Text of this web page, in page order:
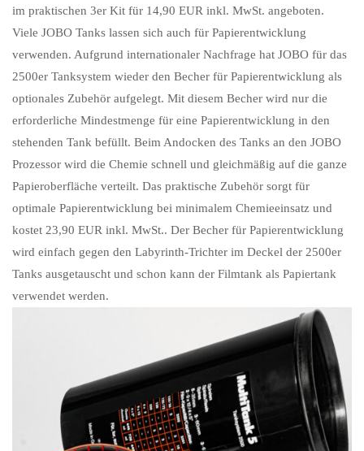
im praktischen 3er Kit für 14,90 EUR inkl. MwSt. angeboten.
Viele JOBO Tanks lassen sich auch für Papierentwicklung
verwenden. Aufgrund internationaler Nachfrage hat JOBO für das
2500er Tanksystem wieder den Becher für Papierentwicklung als
optionales Zubehör aufgelegt. Mit diesem Becher wird nur die
erforderliche Mindestmenge für eine Papierentwicklung in den
stehenden Tank befüllt. Beim Andocken des Tanks an den JOBO
Prozessor wird die Chemie schnell und gleichmäßig auf die ganze
Papieroberfläche verteilt. Das praktische Zubehör sorgt für
optimale Papierentwicklung bei minimalem Chemieeinsatz und
kostet 23,90 EUR inkl. MwSt.. Der Becher für Papierentwicklung
wird einfach gegen den Labyrinth-Trichter im Deckel der 2500er
Tanks ausgetauscht und schon kann der Filmtank als Papiertank
verwendet werden.